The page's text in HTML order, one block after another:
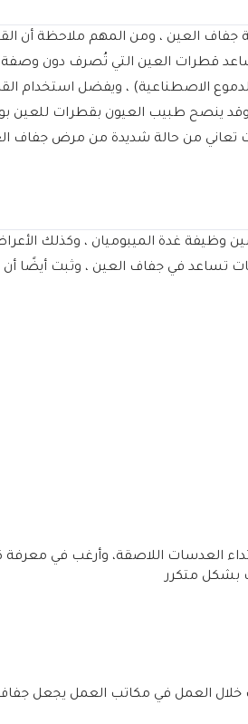
جفاف العين ، ومن المهم ملاحظة أن
تساعد قطرات العين التي تُصرف دون
الاصطناعية) ، ويفضل استخدام
ينصح طبيب العيون بقطرات للعين
تعاني من حالة شديدة من مرض جفاف
العدسات اللاصقة، وأرغب في معرفة
بشكل متكرر
خلال العمل في مكاتب العمل يجعل